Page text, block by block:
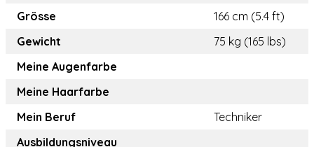
Grösse
166 cm (5.4 ft)
Gewicht
75 kg (165 lbs)
Meine Augenfarbe
Meine Haarfarbe
Mein Beruf
Techniker
Ausbildungsniveau